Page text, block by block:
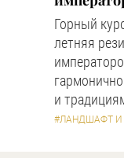
Горный
летняя
и
#ЛАНДШАФТ И